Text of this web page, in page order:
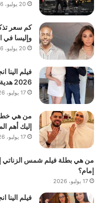
20 يوليو، 2026
كم سعر
وإليسا في
20 يوليو، 2026
فيلم الينا
2026 هدية شهر تموز يوليو
17 يوليو، 2026
من هي
إليك أهم
17 يوليو، 2026
من هي بطلة فيلم شمس الزناتي
إمام؟
17 يوليو، 2026
فيلم الينا